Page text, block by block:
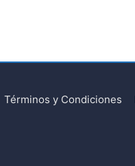
Términos y Condiciones